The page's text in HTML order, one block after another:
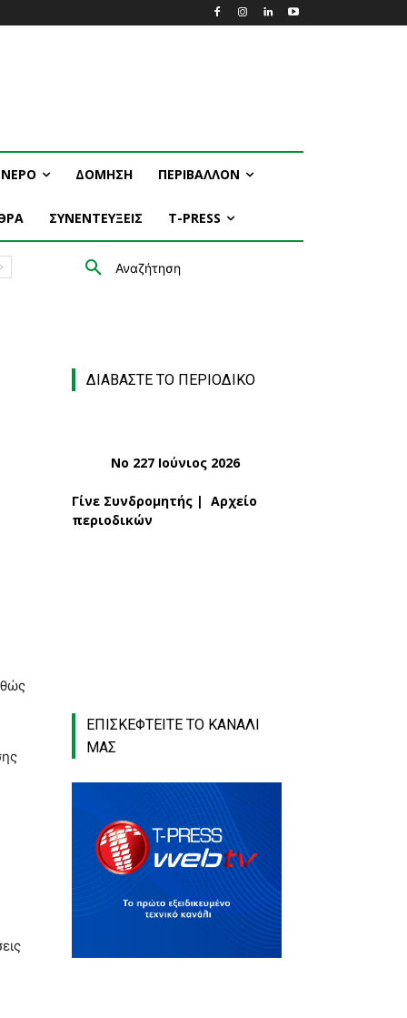
ΝΕΡΟ ΔΟΜΗΣΗ ΠΕΡΙΒΑΛΛΟΝ
ΣΥΝΕΝΤΕΥΞΕΙΣ T-PRESS
Αναζήτηση
ΔΙΑΒΑΣΤΕ ΤΟ ΠΕΡΙΟΔΙΚΟ
Νο 227 Ιούνιος 2026
Γίνε Συνδρομητής | Αρχείο
περιοδικών
ΕΠΙΣΚΕΦΤΕΙΤΕ ΤΟ ΚΑΝΑΛΙ
ΜΑΣ